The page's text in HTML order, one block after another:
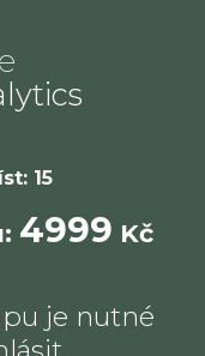
15
4999 Kč
je nutné